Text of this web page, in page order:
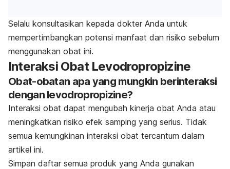
Selalu konsultasikan kepada dokter Anda untuk
mempertimbangkan potensi manfaat dan risiko sebelum
menggunakan obat ini.
Interaksi Obat Levodropropizine
Obat-obatan apa yang mungkin berinteraksi
dengan levodropropizine?
Interaksi obat dapat mengubah kinerja obat Anda atau
meningkatkan risiko efek samping yang serius. Tidak
semua kemungkinan interaksi obat tercantum dalam
artikel ini.
Simpan daftar semua produk yang Anda gunakan